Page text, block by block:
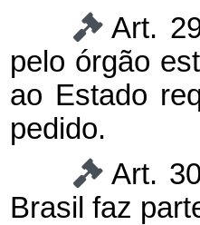
Art.
pelo órgão
ao Estado
pedido.
Art.
Brasil faz